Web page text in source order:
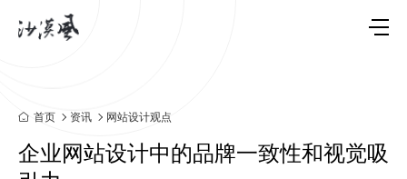
首页 资讯 网站设计观点
企业网站设计中的品牌一致性和视觉吸